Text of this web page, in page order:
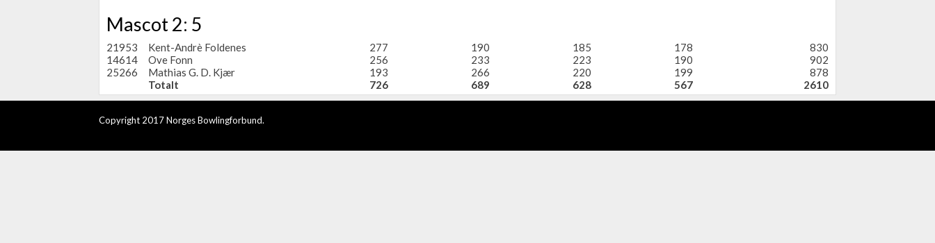
Mascot 2: 5
21953 Kent-Andrè Foldenes 277 190 185 178
830
14614
Ove Fonn 256 233 223 190
902
25266
Mathias G. D. Kjær 193 266 220 199
878
Totalt
726 689 628 567 2610
Copyright 2017 Norges Bowlingforbund.